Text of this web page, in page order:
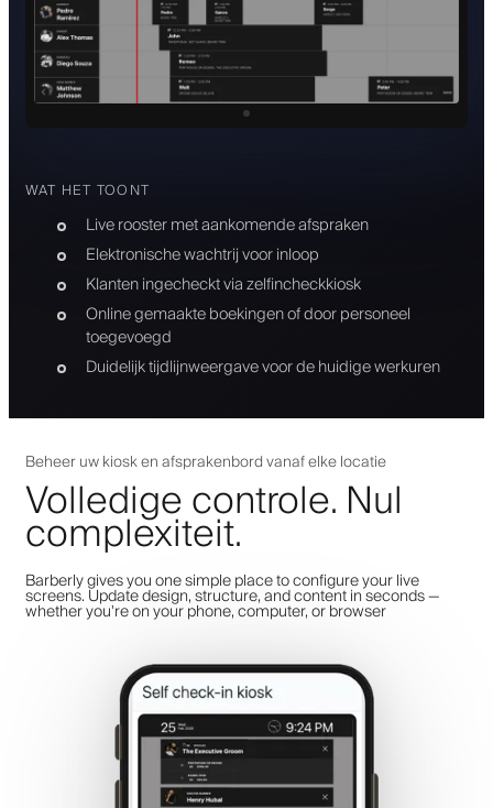
WAT HET TOONT
Live rooster met aankomende afspraken
Elektronische wachtrij voor inloop
Klanten ingecheckt via zelfincheckkiosk
Online gemaakte boekingen of door personeel
toegevoegd
Duidelijk tijdlijnweergave voor de huidige werkuren
Beheer uw kiosk en afsprakenbord vanaf elke locatie
Volledige controle. Nul
complexiteit.
Barberly gives you one simple place to configure your live
screens. Update design, structure, and content in seconds —
whether you're on your phone, computer, or browser